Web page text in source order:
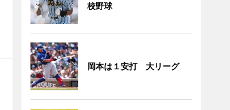
校野球
岡本は１安打 大リーグ